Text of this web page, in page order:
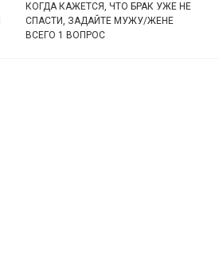
КОГДА КАЖЕТСЯ, ЧТО БРАК УЖЕ НЕ
СПАСТИ, ЗАДАЙТЕ МУЖУ/ЖЕНЕ
ВСЕГО 1 ВОПРОС